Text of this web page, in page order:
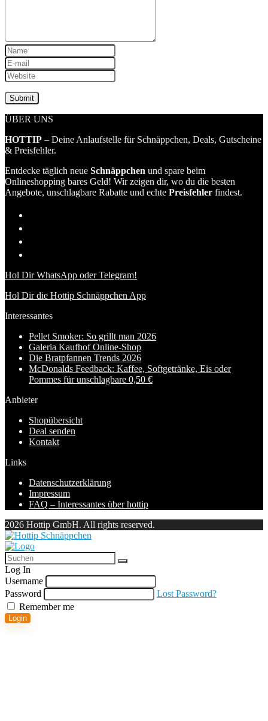
ÜBER UNS
HOTTIP – Deine Anlaufstelle für Schnäppchen, Deals, Gutscheine
& Preisfehler.
Entdecke täglich neue Schnäppchen und spare beim
Onlineshopping bares Geld! Wir zeigen dir, wo du die besten
Angebote, unschlagbare Rabatte und echte Preisfehler findest.
Hol Dir WhatsApp oder Telegram!
Hol Dir die Hottip Schnäppchen App
Interessantes
Pellet Smoker: So grillt man 2026
Galeria Kaufhof Online-Shop
Die Bratpfannen Trends 2026
McDonalds Feedback: Kaffee, Softgetränke, Eis oder
Pommes für unschlagbare 0,50 €
Anbieter
Shopübersicht
Deal senden
Kontakt
Links
Datenschutzerklärung
Impressum
FAQ – Interessantes über hottip
2026 Hottip GmbH. All rights reserved.
Log In
Username
Password
Lost Password?
Remember me
Login